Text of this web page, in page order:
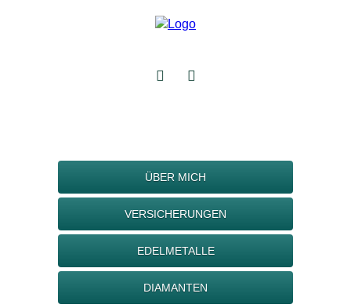
ÜBER MICH
VERSICHERUNGEN
EDELMETALLE
DIAMANTEN